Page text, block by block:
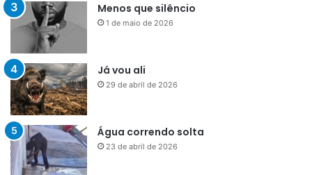
Menos que silêncio
1 de maio de 2026
Já vou ali
29 de abril de 2026
Água correndo solta
23 de abril de 2026